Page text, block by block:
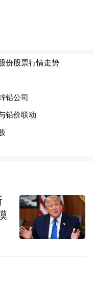
，今年在江西仍
是山东大学本部
山东大学招生优
门的专业，例如
生计划，考生们
生成绩在8500名
到1200名可以报
可以报考。
部高校”，也是